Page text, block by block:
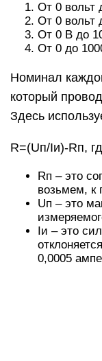
От 0 вольт
От 0 вольт
От 0 В до
От 0 до
Номинал
который
Здесь
R=(Uп/Iи)-Rп,
Rп – это
возьмем, к
Uп – это
Iи – это
0,0005